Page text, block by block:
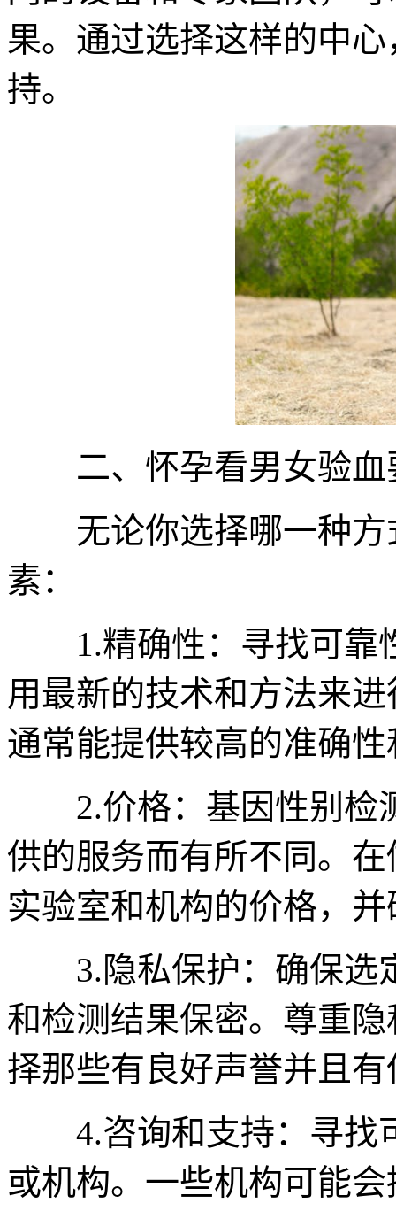
果。通过选择这样的中
持。
二、怀孕看男女验血
无论你选择哪一种方
素：
1.精确性：寻找可靠
用最新的技术和方法来
通常能提供较高的准确
2.价格：基因性别检
供的服务而有所不同。
实验室和机构的价格，
3.隐私保护：确保选
和检测结果保密。尊重
择那些有良好声誉并且
4.咨询和支持：寻找
或机构。一些机构可能